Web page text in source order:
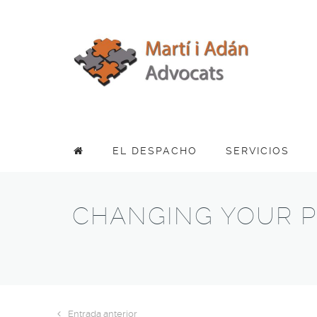
EL DESPACHO SERVICIOS
CHANGING YOUR
Entrada anterior